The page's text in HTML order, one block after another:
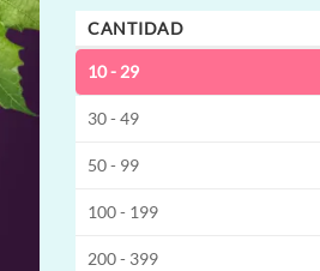
CANTIDAD
10 - 29
30 - 49
50 - 99
100 - 199
200 - 399